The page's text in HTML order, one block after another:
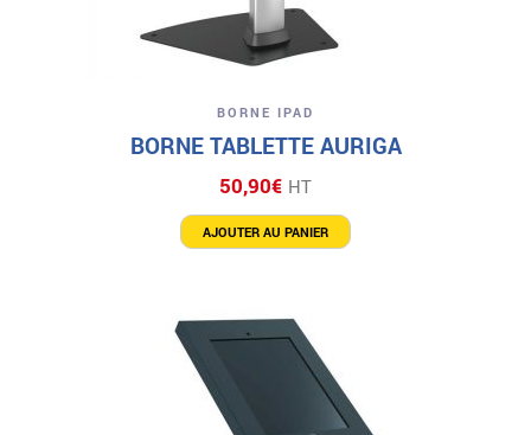
BORNE IPAD
BORNE TABLETTE AURIGA
50,90€ HT
AJOUTER AU PANIER